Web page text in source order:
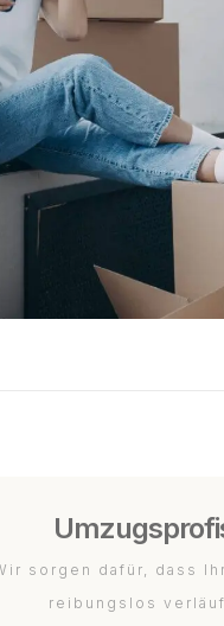
sorgen dafür, dass
reibungslos